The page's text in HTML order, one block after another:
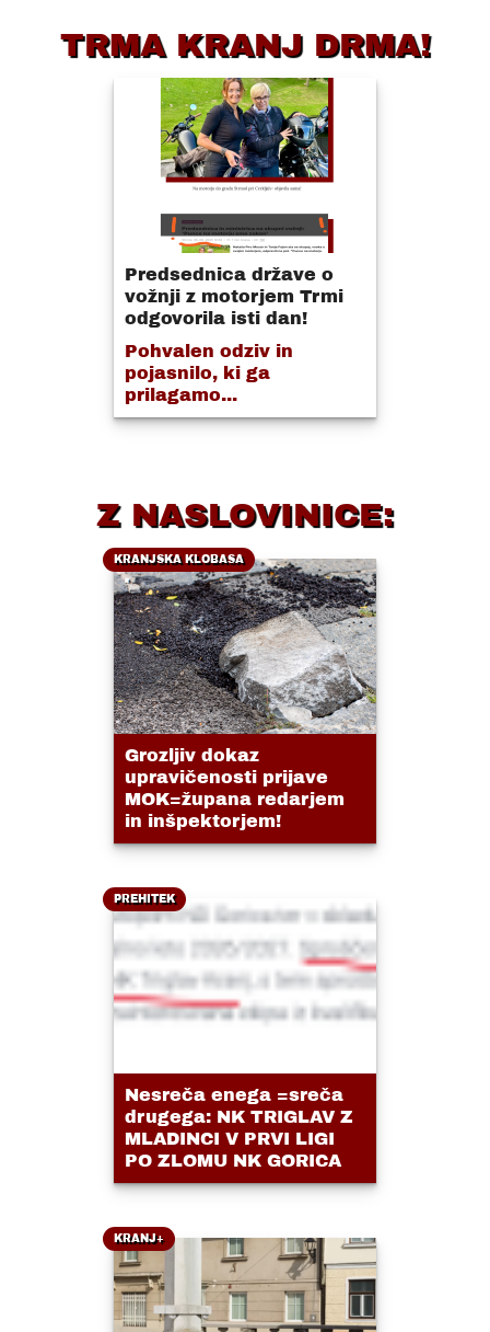
TRMA KRANJ DRMA!
Predsednica države o
vožnji z motorjem Trmi
odgovorila isti dan!
Pohvalen odziv in
pojasnilo, ki ga
prilagamo...
Z NASLOVINICE:
KRANJSKA KLOBASA
Grozljiv dokaz
upravičenosti prijave
MOK=župana redarjem
in inšpektorjem!
PREHITEK
Nesreča enega =sreča
drugega: NK TRIGLAV Z
MLADINCI V PRVI LIGI
PO ZLOMU NK GORICA
KRANJ+